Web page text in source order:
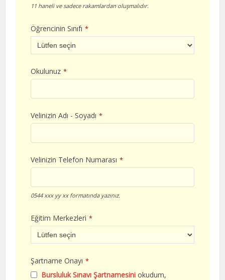
11 haneli ve sadece rakamlardan oluşmalıdır.
Öğrencinin Sınıfı *
Okulunuz *
Velinizin Adı - Soyadı *
Velinizin Telefon Numarası *
0544 xxx yy xx formatında yazınız.
Eğitim Merkezleri *
Şartname Onayı *
Bursluluk Sınavı Şartnamesini okudum,